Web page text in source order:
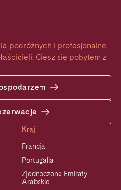
podróżnych i profesjonalne
Ciesz się pobytem z
Kraj
Francja
Portugalia
Zjednoczone Emiraty
Arabskie